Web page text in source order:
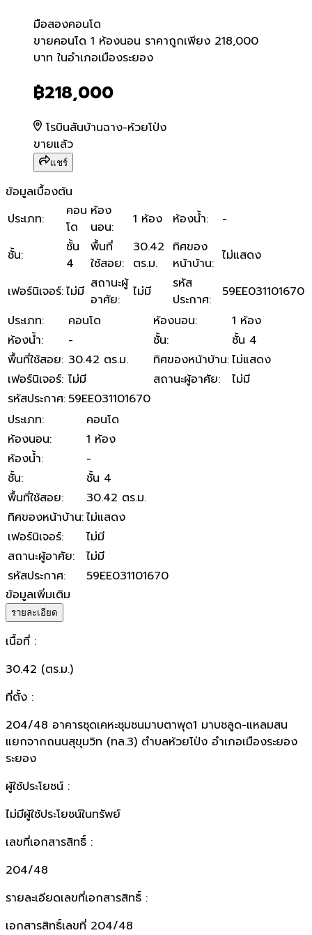
มือสองคอนโด
ขายคอนโด 1 ห้องนอน ราคา
ขายคอนโด 1 ห้องนอน ราคาถูกเพียง 218,000
บาท ในอำเภอเมืองระยอง
฿218,000
โรบินสันบ้านฉาง-ห้วยโป่ง
ขายแล้ว
แชร์
ข้อมูลเบื้องต้น
ประเภท:
คอน
โด
ห้อง
นอน: 1 ห้อง ห้องน้ำ: -
ชั้น:
ชั้น
4
พื้นที่
ใช้สอย:
30.42
ตร.ม.
ทิศของ
หน้าบ้าน: ไม่แสดง
เฟอร์นิเจอร์:ไม่มี สถานะผู้
อาศัย: ไม่มี
รหัส
ประกาศ:
59EE031101670
ประเภท: คอนโด ห้องนอน:
1 ห้อง
ห้องน้ำ: - ชั้น:
ชั้น 4
พื้นที่ใช้สอย: 30.42 ตร.ม. ทิศของหน้าบ้าน:ไม่แสดง
เฟอร์นิเจอร์: ไม่มี สถานะผู้อาศัย:
ไม่มี
รหัสประกาศ: 59EE031101670
ประเภท:
คอนโด
ห้องนอน:
1 ห้อง
ห้องน้ำ:
-
ชั้น:
ชั้น 4
พื้นที่ใช้สอย:
30.42 ตร.ม.
ทิศของหน้าบ้าน:ไม่แสดง
เฟอร์นิเจอร์:
ไม่มี
สถานะผู้อาศัย:
ไม่มี
รหัสประกาศ:
59EE031101670
ข้อมูลเพิ่มเติม
รายละเอียด
เนื้อที่ :
30.42 (ตร.ม.)
ที่ตั้ง :
204/48 อาคารชุดเคหะชุมชนมาบตาพุด1 มาบชลูด-แหลมสน
แยกจากถนนสุขุมวิท (ทล.3) ตำบลห้วยโป่ง อำเภอเมืองระยอง
ระยอง
ผู้ใช้ประโยชน์ :
ไม่มีผู้ใช้ประโยชน์ในทรัพย์
เลขที่เอกสารสิทธิ์ :
204/48
รายละเอียดเลขที่เอกสารสิทธิ์ :
เอกสารสิทธิ์เลขที่ 204/48